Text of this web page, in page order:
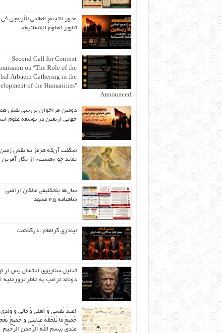
«دور التجمع العالمي للأربعين في
تطوير العلوم الإنسانية».
Second Call for Content
on “The Role of the
Arbaein Gathering in the
of the Humanities”
Announced
دومین فراخوان بررسی نقش
جهانی اربعین در توسعه علوم
شگفت آن‌که هرمز به نقش زمین
نماید چو «هشت» از نگار آفرین
سال‌ها بلاتکلیفی مالکان اراضی
شاهنامه ۳۵ مشهد
لیندزی گراهام ، درگذشت
تحلیل سناریوی احتمالی پس از
دونالد ترامپ به خاطر ترورعلیه
اُعیذُ نَفسی وَ أهلی وَ مالی وَ
جَمیعَ ما تَلحَقُهُ عِنایتی و جَمیعَ نِعَمِ
عِندی بِبِسمِ اللّهِ الرَّحمنِ الرَّحیمِ